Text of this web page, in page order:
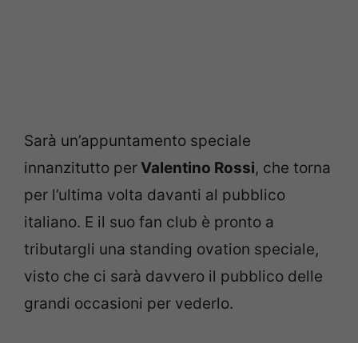
Sarà un’appuntamento speciale
innanzitutto perValentino Rossi, che torna
per l’ultima volta davanti al pubblico
italiano. E il suo fan club è pronto a
tributargli una standing ovation speciale,
visto che ci sarà davvero il pubblico delle
grandi occasioni per vederlo.